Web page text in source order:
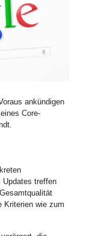
ankündigen
Core-
Updates treffen
Kriterien wie zum